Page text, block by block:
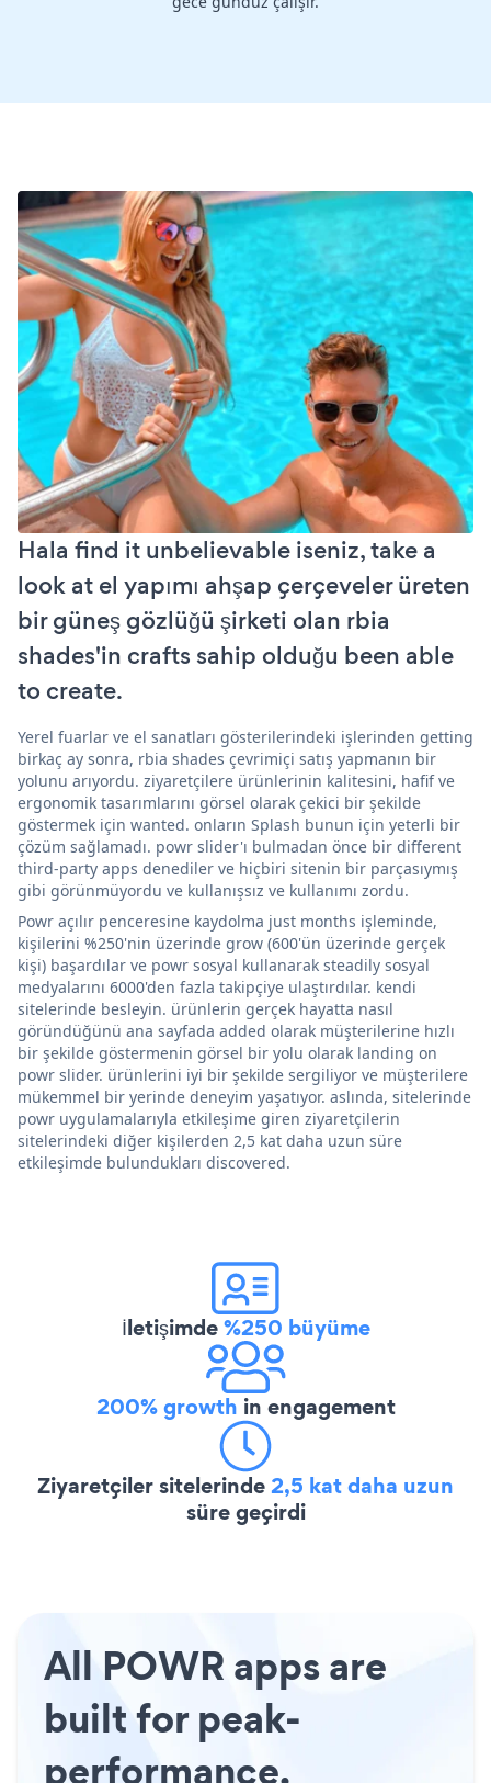
Hala find it unbelievable iseniz, take a
look at el yapımı ahşap çerçeveler üreten
bir güneş gözlüğü şirketi olan rbia
shades'in crafts sahip olduğu been able
to create.
Yerel fuarlar ve el sanatları gösterilerindeki işlerinden getting
birkaç ay sonra, rbia shades çevrimiçi satış yapmanın bir
yolunu arıyordu. ziyaretçilere ürünlerinin kalitesini, hafif ve
ergonomik tasarımlarını görsel olarak çekici bir şekilde
göstermek için wanted. onların Splash bunun için yeterli bir
çözüm sağlamadı. powr slider'ı bulmadan önce bir different
third-party apps denediler ve hiçbiri sitenin bir parçasıymış
gibi görünmüyordu ve kullanışsız ve kullanımı zordu.
Powr açılır penceresine kaydolma just months işleminde,
kişilerini %250'nin üzerinde grow (600'ün üzerinde gerçek
kişi) başardılar ve powr sosyal kullanarak steadily sosyal
medyalarını 6000'den fazla takipçiye ulaştırdılar. kendi
sitelerinde besleyin. ürünlerin gerçek hayatta nasıl
göründüğünü ana sayfada added olarak müşterilerine hızlı
bir şekilde göstermenin görsel bir yolu olarak landing on
powr slider. ürünlerini iyi bir şekilde sergiliyor ve müşterilere
mükemmel bir yerinde deneyim yaşatıyor. aslında, sitelerinde
powr uygulamalarıyla etkileşime giren ziyaretçilerin
sitelerindeki diğer kişilerden 2,5 kat daha uzun süre
etkileşimde bulundukları discovered.
İletişimde%250 büyüme
200% growth in engagement
Ziyaretçiler sitelerinde2,5 kat daha uzun
süre geçirdi
All POWR apps are
built for peak-
performance.